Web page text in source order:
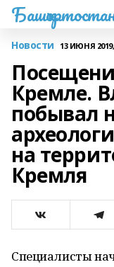
Новости 13 ИЮНЯ 2019,
Кремле.
побывал
на
Кремля
Специалисты